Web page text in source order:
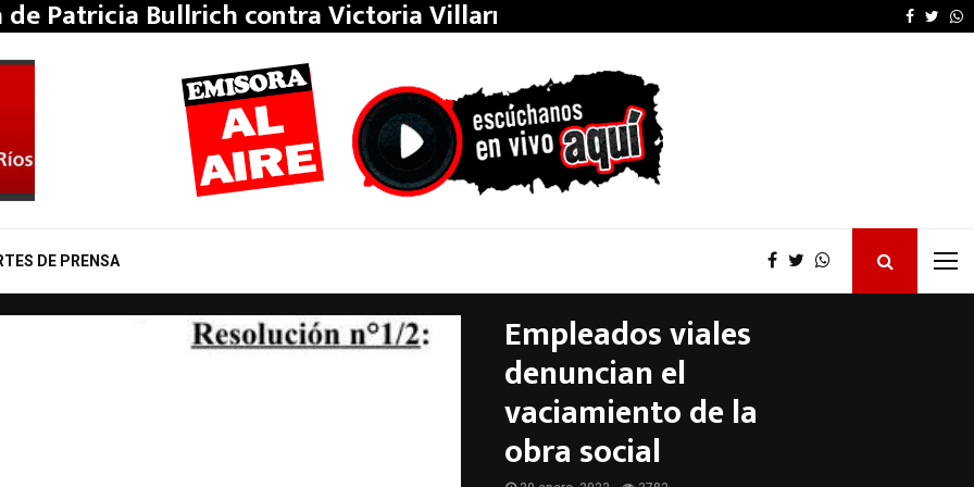
de Patricia Bullrich contra Victoria Villarruel… El Concejo
DE PRENSA
Empleados viales
denuncian el
vaciamiento de la
obra social